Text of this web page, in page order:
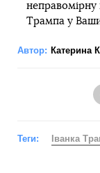
неправомірну
Трампа у
Автор: Катерина
Теги: Іванка